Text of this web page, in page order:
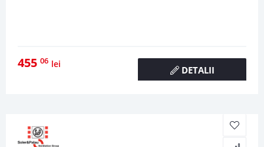
455 06 lei
DETALII